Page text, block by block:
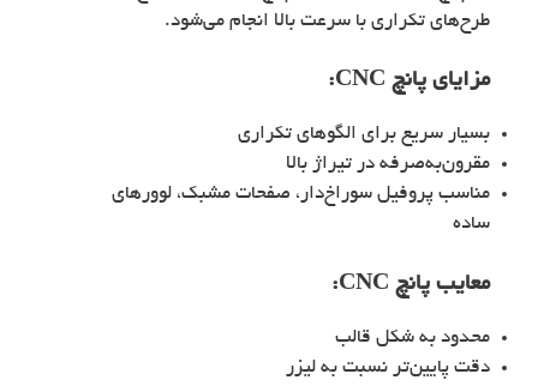
طرح‌های تکراری با سرعت بالا انجام می‌شود.
مزایای پانچ CNC:
بسیار سریع برای الگوهای تکراری
مقرون‌به‌صرفه در تیراژ بالا
مناسب پروفیل سوراخ‌دار، صفحات مشبک، لوورهای
ساده
معایب پانچ CNC:
محدود به شکل قالب
دقت پایین‌تر نسبت به لیزر